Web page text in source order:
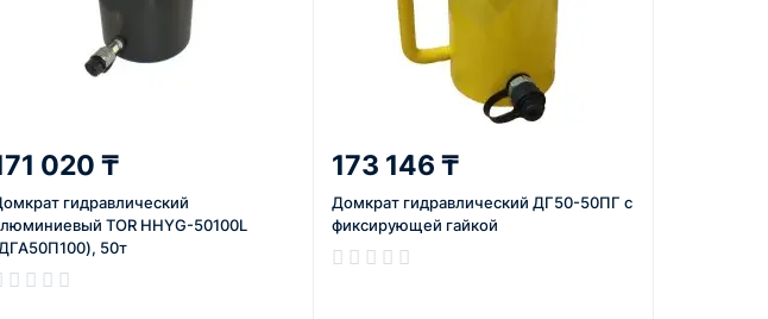
020 ₸
гидравлический
TOR HHYG-50100L
50т
173 146 ₸
Домкрат гидравлический ДГ50-50ПГ с
фиксирующей гайкой